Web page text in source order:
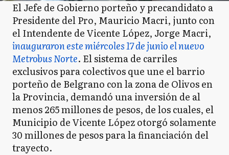
El Jefe de Gobierno porteño y precandidato a
Presidente del Pro, Mauricio Macri, junto con
el Intendente de Vicente López, Jorge Macri,
inauguraron este miércoles 17 de junio el nuevo
Metrobus Norte. El sistema de carriles
exclusivos para colectivos que une el barrio
porteño de Belgrano con la zona de Olivos en
la Provincia, demandó una inversión de al
menos 265 millones de pesos, de los cuales, el
Municipio de Vicente López otorgó solamente
30 millones de pesos para la financiación del
trayecto.